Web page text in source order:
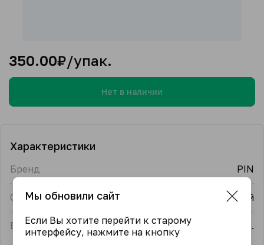
350.00₽/упак.
Нет в наличии
Характеристики
Бренд PIN
Страна-производитель Китай
Единица измерения упак.
Мы обновили сайт
Если Вы хотите перейти к старому
интерфейсу, нажмите на кнопку